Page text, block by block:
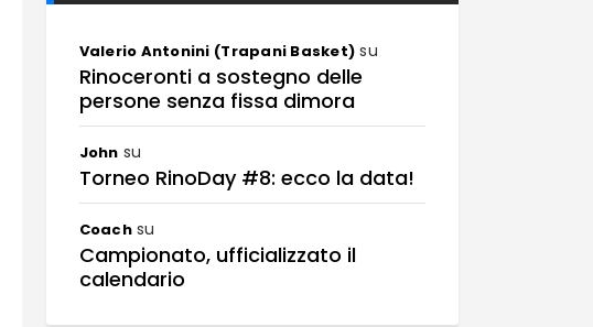
Valerio Antonini (Trapani Basket) su
Rinoceronti a sostegno delle
persone senza fissa dimora
John su
Torneo RinoDay #8: ecco la data!
Coachsu
Campionato, ufficializzato il
calendario